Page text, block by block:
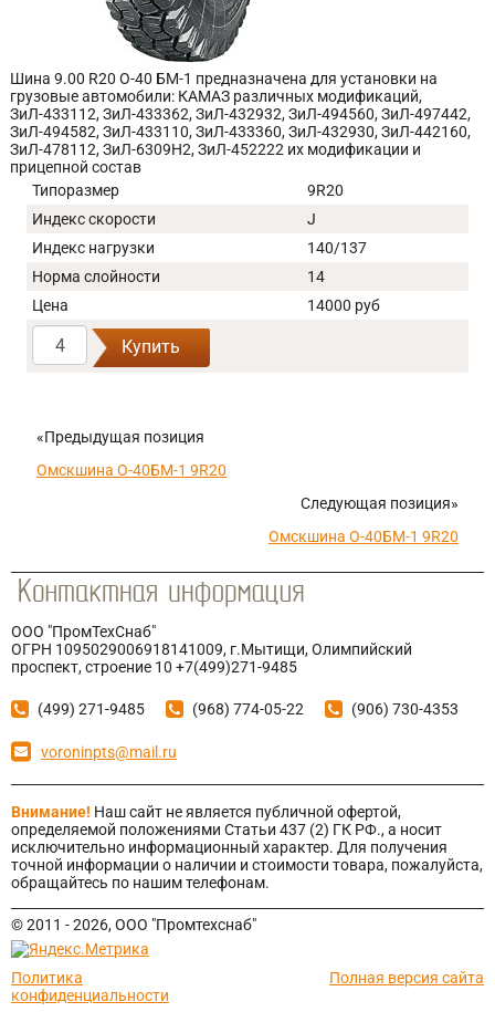
Шина 9.00 R20 О-40 БМ-1 предназначена для установки на
грузовые автомобили: КАМАЗ различных модификаций,
ЗиЛ-433112, ЗиЛ-433362, ЗиЛ-432932, ЗиЛ-494560, ЗиЛ-497442,
ЗиЛ-494582, ЗиЛ-433110, ЗиЛ-433360, ЗиЛ-432930, ЗиЛ-442160,
ЗиЛ-478112, ЗиЛ-6309Н2, ЗиЛ-452222 их модификации и
прицепной состав
Типоразмер
9R20
Индекс скорости
J
Индекс нагрузки
140/137
Норма слойности
14
Цена
14000 руб
Купить
«Предыдущая позиция
Омскшина О-40БМ-1 9R20
Следующая позиция»
Омскшина О-40БМ-1 9R20
ООО "ПромТехСнаб"
ОГРН 1095029006918141009, г.Мытищи, Олимпийский
проспект, строение 10 +7(499)271-9485
(499) 271-9485 (968) 774-05-22 (906) 730-4353
voroninpts@mail.ru
Внимание! Наш сайт не является публичной офертой,
определяемой положениями Статьи 437 (2) ГК РФ., а носит
исключительно информационный характер. Для получения
точной информации о наличии и стоимости товара, пожалуйста,
обращайтесь по нашим телефонам.
© 2011 - 2026, ООО "Промтехснаб"
Политика
конфиденциальности
Полная версия сайта